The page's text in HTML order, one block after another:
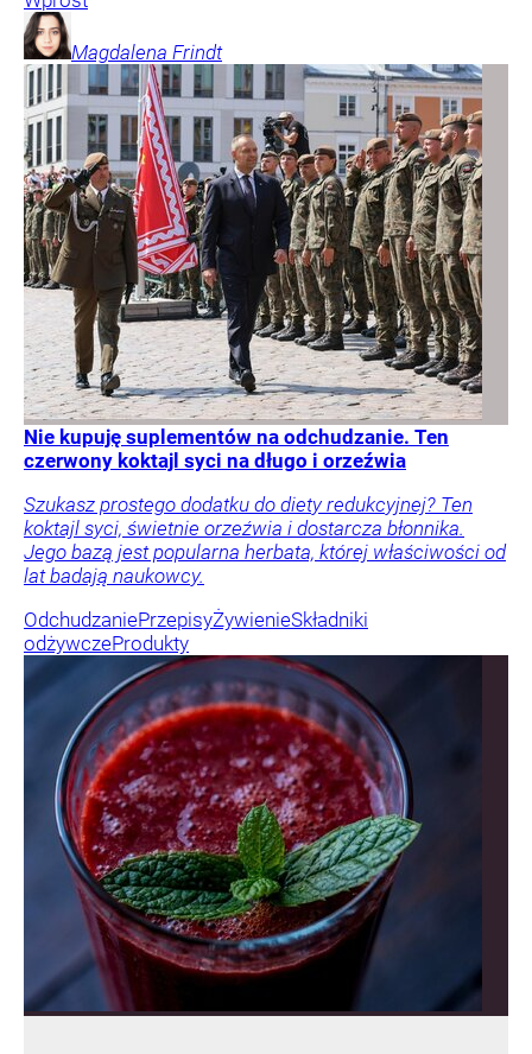
Magdalena Frindt
Nie kupuję suplementów na odchudzanie. Ten
czerwony koktajl syci na długo i orzeźwia
Szukasz prostego dodatku do diety redukcyjnej? Ten
koktajl syci, świetnie orzeźwia i dostarcza błonnika.
Jego bazą jest popularna herbata, której właściwości od
lat badają naukowcy.
OdchudzaniePrzepisyŻywienieSkładniki
odżywczeProdukty